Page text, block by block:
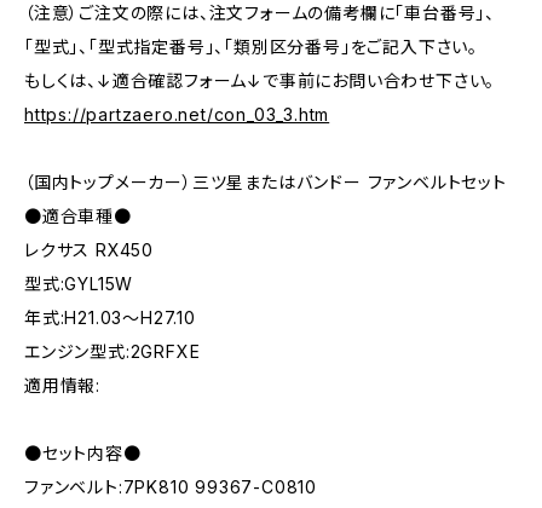
（注意）ご注文の際には、注文フォームの備考欄に「車台番号」、
「型式」、「型式指定番号」、「類別区分番号」をご記入下さい。
もしくは、↓適合確認フォーム↓で事前にお問い合わせ下さい。
https://partzaero.net/con_03_3.htm
（国内トップメーカー）三ツ星またはバンドー ファンベルトセット
●適合車種●
レクサス RX450
型式:GYL15W
年式:H21.03～H27.10
エンジン型式:2GRFXE
適用情報:
●セット内容●
ファンベルト:7PK810 99367-C0810